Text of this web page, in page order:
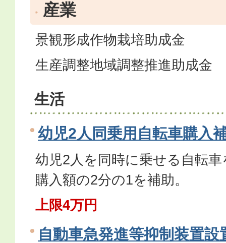
産業
景観形成作物栽培助成金
生産調整地域調整推進助成金
生活
幼児2人同乗用自転車購入
幼児2人を同時に乗せる自転
購入額の2分の1を補助。
上限4万円
自動車急発進等抑制装置設